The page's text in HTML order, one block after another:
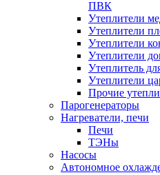
ПВК
Утеплители
Утеплители
Утеплители
Утеплители
Утеплитель
Утеплители
Прочие
Парогенераторы
Нагреватели, печи
Печи
ТЭНы
Насосы
Автономное